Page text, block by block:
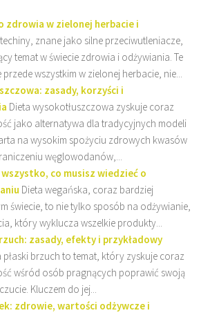
zdrowia w zielonej herbacie i
znane jako silne przeciwutleniacze,
temat w świecie zdrowia i odżywiania. Te
wszystkim w zielonej herbacie, nie...
zasady, korzyści i
Dieta wysokotłuszczowa zyskuje coraz
jako alternatywa dla tradycyjnych modeli
na wysokim spożyciu zdrowych kwasów
węglowodanów,...
co musisz wiedzieć o
Dieta wegańska, coraz bardziej
świecie, to nie tylko sposób na odżywianie,
który wyklucza wszelkie produkty...
zasady, efekty i przykładowy
płaski brzuch to temat, który zyskuje coraz
wśród osób pragnących poprawić swoją
Kluczem do jej...
zdrowie, wartości odżywcze i